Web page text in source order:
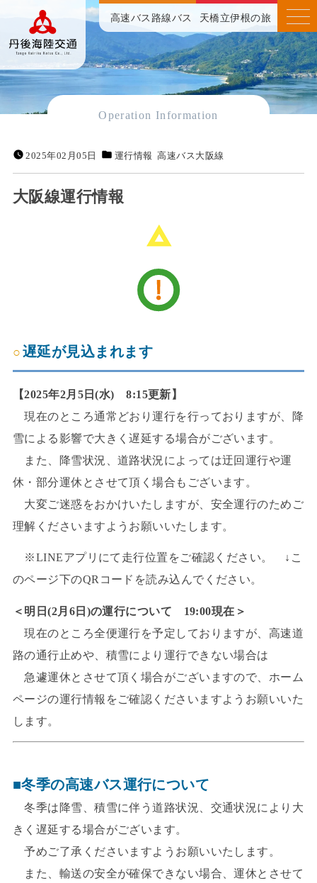
高速バス 路線バス 天橋立伊根の旅
Operation Information
2025年02月05日 運行情報 高速バス大阪線
大阪線運行情報
遅延が見込まれます
【2025年2月5日(水) 8:15更新】
現在のところ通常どおり運行を行っておりますが、降
雪による影響で大きく遅延する場合がございます。
また、降雪状況、道路状況によっては迂回運行や運
休・部分運休とさせて頂く場合もございます。
大変ご迷惑をおかけいたしますが、安全運行のためご
理解くださいますようお願いいたします。
※LINEアプリにて走行位置をご確認ください。 ↓こ
のページ下のQRコードを読み込んでください。
＜明日(2月6日)の運行について 19:00現在＞
現在のところ全便運行を予定しておりますが、高速道
路の通行止めや、積雪により運行できない場合は
急遽運休とさせて頂く場合がございますので、ホーム
ページの運行情報をご確認くださいますようお願いいた
します。
■冬季の高速バス運行について
冬季は降雪、積雪に伴う道路状況、交通状況により大
きく遅延する場合がございます。
予めご了承くださいますようお願いいたします。
また、輸送の安全が確保できない場合、運休とさせて